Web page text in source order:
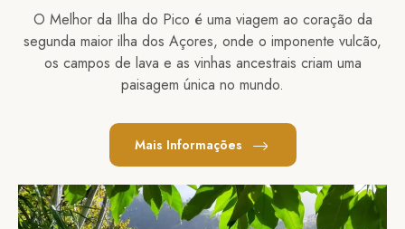
O Melhor da Ilha do Pico é uma viagem ao coração da
segunda maior ilha dos Açores, onde o imponente vulcão,
os campos de lava e as vinhas ancestrais criam uma
paisagem única no mundo.
Mais Informações